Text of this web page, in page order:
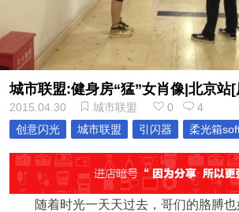
城市联盟:健身房“猛”女肖像|北京站[
2015.04.30 城市联盟 0
4
创意闪光
城市联盟 引闪器 柔光箱
随着时光一天天过去，哥们的胳膊